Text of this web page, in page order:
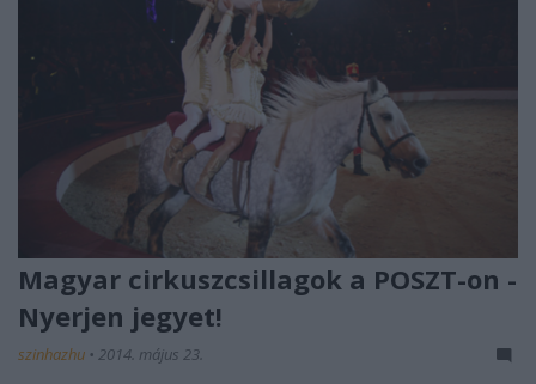
Magyar cirkuszcsillagok a POSZT-on -
Nyerjen jegyet!
szinhazhu • 2014. május 23.